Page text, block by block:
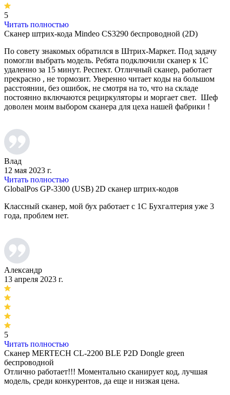
5
Читать полностью
Сканер штрих-кода Mindeo CS3290 беспроводной (2D)
По совету знакомых обратился в Штрих-Маркет. Под задачу
помогли выбрать модель. Ребята подключили сканер к 1С
удаленно за 15 минут. Респект. Отличный сканер, работает
прекрасно , не тормозит. Уверенно читает коды на большом
расстоянии, без ошибок, не смотря на то, что на складе
постоянно включаются рециркуляторы и моргает свет. Шеф
доволен моим выбором сканера для цеха нашей фабрики !
Влад
12 мая 2023 г.
Читать полностью
GlobalPos GP-3300 (USB) 2D сканер штрих-кодов
Классный сканер, мой бух работает с 1С Бухгалтерия уже 3
года, проблем нет.
Александр
13 апреля 2023 г.
5
Читать полностью
Сканер MERTECH CL-2200 BLE P2D Dongle green
беспроводной
Отлично работает!!! Моментально сканирует код, лучшая
модель, среди конкурентов, да еще и низкая цена.